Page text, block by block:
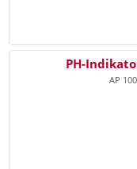
PH-
AP